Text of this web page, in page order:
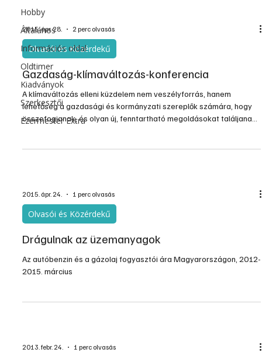
Hobby
Általános
Információs oldal
Oldtimer
Kiadványok
Szerkesztői
Ezermester Extra
2015. ápr. 28. 2 perc olvasás
Olvasói és Közérdekű
Gazdaság-klímaváltozás-konferencia
A klímaváltozás elleni küzdelem nem veszélyforrás, hanem
lehetőség a gazdasági és kormányzati szereplők számára, hogy
összefogjanak, és olyan új, fenntartható megoldásokat találjanak,
2015. ápr. 24. 1 perc olvasás
Olvasói és Közérdekű
Drágulnak az üzemanyagok
Az autóbenzin és a gázolaj fogyasztói ára Magyarországon, 2012-
2015. március
2013. febr. 24. 1 perc olvasás